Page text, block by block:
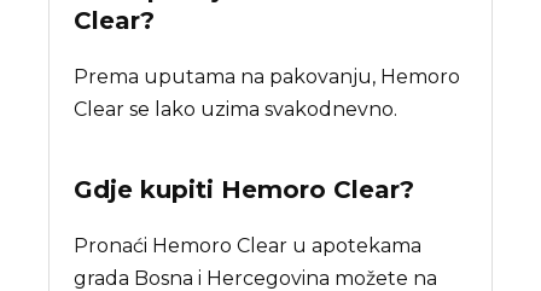
Clear?
Prema uputama na pakovanju, Hemoro
Clear se lako uzima svakodnevno.
Gdje kupiti Hemoro Clear?
Pronaći Hemoro Clear u apotekama
grada Bosna i Hercegovina možete na